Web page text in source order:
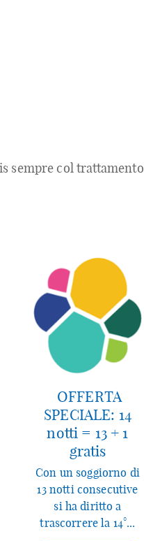
sempre col trattamento
OFFERTA
SPECIALE: 14
notti = 13 + 1
gratis
Con un soggiorno di
13 notti consecutive
si ha diritto a
trascorrere la 14°...